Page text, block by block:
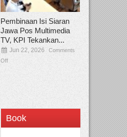
Pembinaan Isi Siaran
Jawa Pos Multimedia
TV, KPI Tekankan...
Jun 22, 2026
Comments
Off
Book